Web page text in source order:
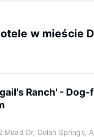
w mieście
Ranch' -
Mead Dr, Dolan Springs,